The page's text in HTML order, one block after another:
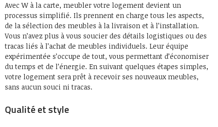
Avec W à la carte, meubler votre logement devient un
processus simplifié. Ils prennent en charge tous les aspects,
de la sélection des meubles à la livraison et à l’installation.
Vous n’avez plus à vous soucier des détails logistiques ou des
tracas liés à l’achat de meubles individuels. Leur équipe
expérimentée s’occupe de tout, vous permettant d’économiser
du temps et de l’énergie. En suivant quelques étapes simples,
votre logement sera prêt à recevoir ses nouveaux meubles,
sans aucun souci ni tracas.
Qualité et style